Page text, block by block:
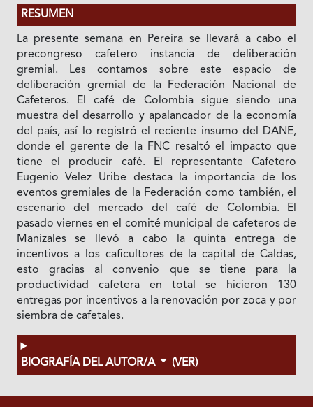
RESUMEN
La presente semana en Pereira se llevará a cabo el
precongreso cafetero instancia de deliberación
gremial. Les contamos sobre este espacio de
deliberación gremial de la Federación Nacional de
Cafeteros. El café de Colombia sigue siendo una
muestra del desarrollo y apalancador de la economía
del país, así lo registró el reciente insumo del DANE,
donde el gerente de la FNC resaltó el impacto que
tiene el producir café. El representante Cafetero
Eugenio Velez Uribe destaca la importancia de los
eventos gremiales de la Federación como también, el
escenario del mercado del café de Colombia. El
pasado viernes en el comité municipal de cafeteros de
Manizales se llevó a cabo la quinta entrega de
incentivos a los caficultores de la capital de Caldas,
esto gracias al convenio que se tiene para la
productividad cafetera en total se hicieron 130
entregas por incentivos a la renovación por zoca y por
siembra de cafetales.
BIOGRAFÍA DEL AUTOR/A (VER)